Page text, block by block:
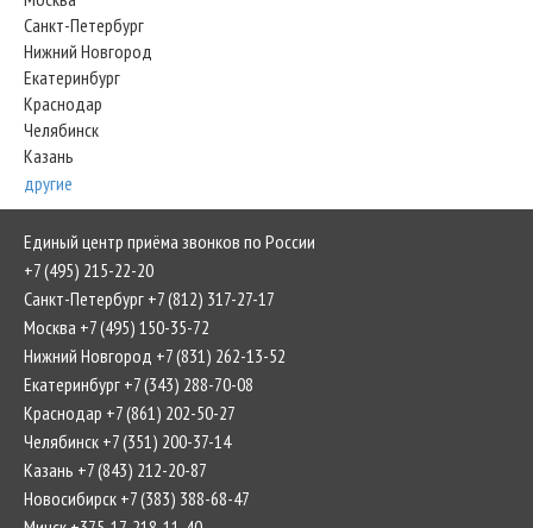
Санкт-Петербург
Нижний Новгород
Екатеринбург
Краснодар
Челябинск
Казань
другие
Единый центр приёма звонков по России
+7 (495) 215-22-20
Санкт-Петербург +7 (812) 317-27-17
Москва +7 (495) 150-35-72
Нижний Новгород +7 (831) 262-13-52
Екатеринбург +7 (343) 288-70-08
Краснодар +7 (861) 202-50-27
Челябинск +7 (351) 200-37-14
Казань +7 (843) 212-20-87
Новосибирск +7 (383) 388-68-47